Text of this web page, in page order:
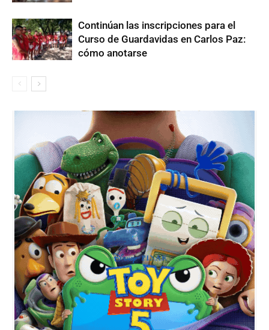
Continúan las inscripciones para el
Curso de Guardavidas en Carlos Paz:
cómo anotarse